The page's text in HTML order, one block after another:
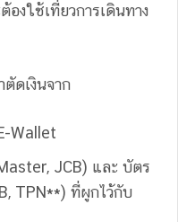
องใช้เที่ยวการเดินทาง
ตัดเงินจาก
Wallet
JCB) และ บัตร
TPN**) ที่ผูกไว้กับ